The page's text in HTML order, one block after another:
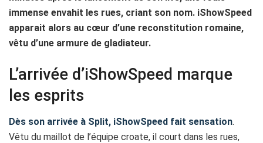
immense envahit les rues, criant son nom. iShowSpeed
apparait alors au cœur d’une reconstitution romaine,
vêtu d’une armure de gladiateur.
L’arrivée d’iShowSpeed marque
les esprits
Dès son arrivée à Split, iShowSpeed fait sensation.
Vêtu du maillot de l’équipe croate, il court dans les rues,